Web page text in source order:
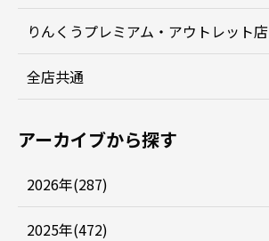
りんくうプレミアム・アウトレット店
全店共通
アーカイブから探す
2026年(287)
2025年(472)